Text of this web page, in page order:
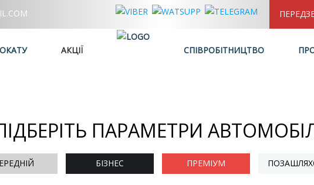
АКЦІЇ СПІВРОБІТНИЦТВО
ПАРАМЕТРИ
БІЗНЕС ПРЕМІУМ